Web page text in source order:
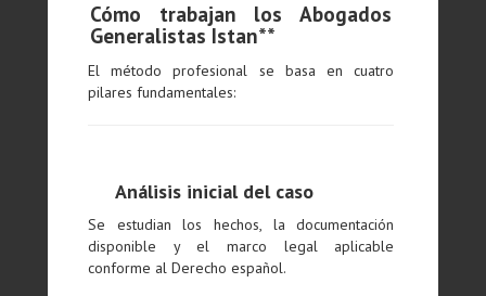
Cómo trabajan los Abogados
Generalistas Istan**
El método profesional se basa en cuatro
pilares fundamentales:
Análisis inicial del caso
Se estudian los hechos, la documentación
disponible y el marco legal aplicable
conforme al Derecho español.